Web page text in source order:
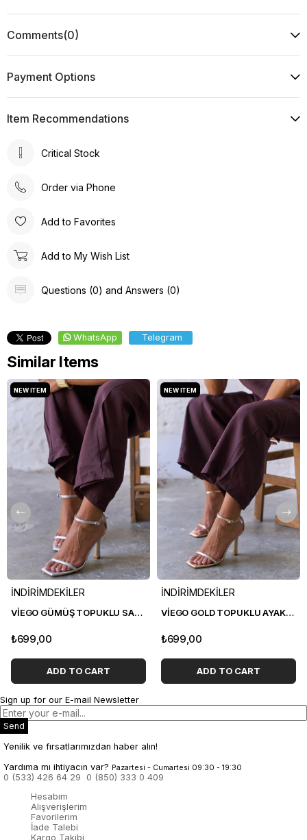
Comments(0)
Payment Options
Item Recommendations
Critical Stock
Order via Phone
Add to Favorites
Add to My Wish List
Questions (0) and Answers (0)
WhatsApp Telegram
Similar Items
İNDİRİMDEKİLER
VİEGO GÜMÜŞ TOPUKLU SANDALET
₺699,00
ADD TO CART
NEW ITEM
İNDİRİMDEKİLER
VİEGO GOLD TOPUKLU AYAKKABI
₺699,00
ADD TO CART
NEW ITEM
Sign up for our E-mail Newsletter
Send
Yenilik ve fırsatlarımızdan haber alın!
Yardıma mı ihtiyacın var? Pazartesi - Cumartesi 09:30 - 19:30
0 (533) 426 64 29
0 (850) 333 0 409
Hesabım
Alışverişlerim
Favorilerim
İade Talebi
Kargo Takibi